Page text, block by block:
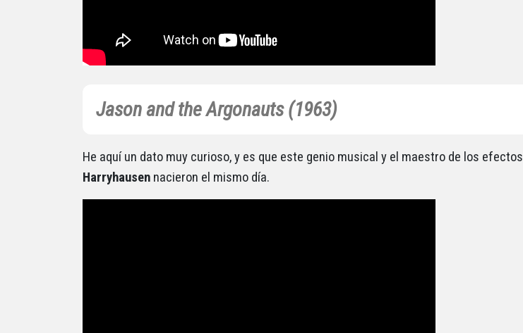
Jason and the Argonauts (1963)
He aquí un dato muy curioso, y es que este genio musical y el maestro de los efectos
Harryhausen nacieron el mismo día.